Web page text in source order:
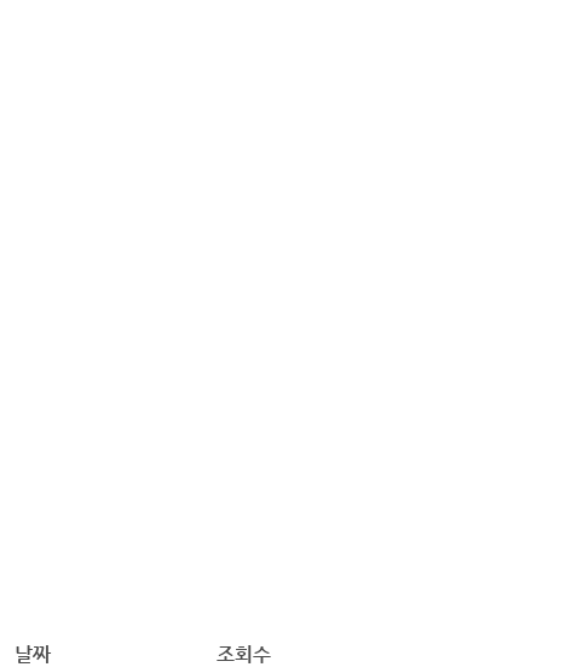
날짜
조회수